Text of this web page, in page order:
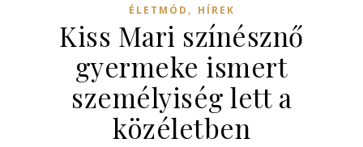
ÉLETMÓD , HÍREK
Kiss Mari színésznő
gyermeke ismert
személyiség lett a
közéletben